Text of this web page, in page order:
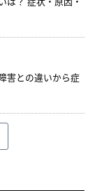
害との違いから症